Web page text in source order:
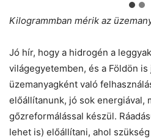
Kilogrammban mérik az
Jó hír, hogy a hidrogén a
világegyetemben, és a Földön is
üzemanyagként való
előállítanunk, jó sok energiával,
gőzreformálással készül.
lehet is) előállítani, ahol